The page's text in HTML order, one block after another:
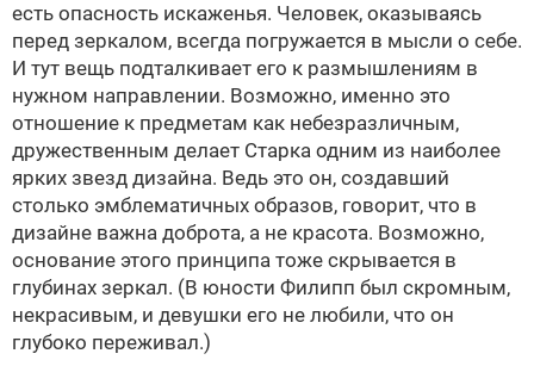
есть опасность искаженья. Человек, оказываясь
перед зеркалом, всегда погружается в мысли о себе.
И тут вещь подталкивает его к размышлениям в
нужном направлении. Возможно, именно это
отношение к предметам как небезразличным,
дружественным делает Старка одним из наиболее
ярких звезд дизайна. Ведь это он, создавший
столько эмблематичных образов, говорит, что в
дизайне важна доброта, а не красота. Возможно,
основание этого принципа тоже скрывается в
глубинах зеркал. (В юности Филипп был скромным,
некрасивым, и девушки его не любили, что он
глубоко переживал.)